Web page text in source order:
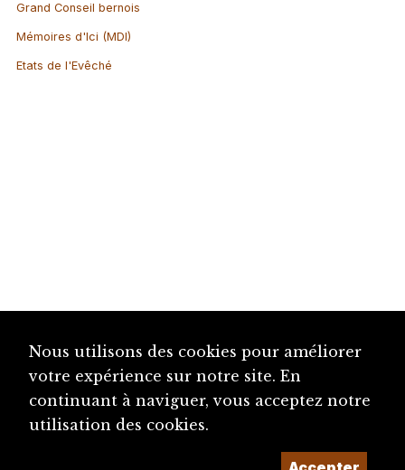
Grand Conseil bernois
Mémoires d'Ici (MDI)
Etats de l'Evêché
Nous utilisons des cookies pour améliorer
votre expérience sur notre site. En
continuant à naviguer, vous acceptez notre
utilisation des cookies.